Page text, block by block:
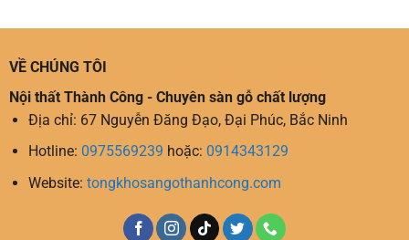
VỀ CHÚNG TÔI
Nội thất Thành Công - Chuyên sàn gỗ chất lượng
Địa chỉ: 67 Nguyễn Đăng Đạo, Đại Phúc, Bắc Ninh
Hotline: 0975569239 hoặc: 0914343129
Website: tongkhosangothanhcong.com